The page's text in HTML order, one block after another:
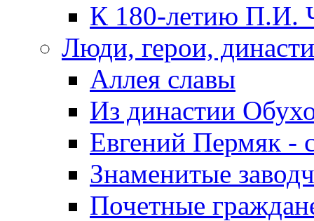
К 180-летию П.И.
Люди, герои,
Аллея славы
Из династии
Евгений Пермяк -
Знаменитые
Почетные